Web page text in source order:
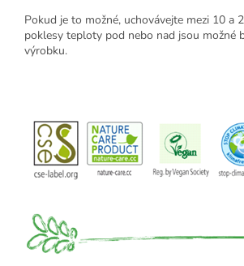
Pokud je to možné, uchovávejte mezi 10 a
poklesy teploty pod nebo nad jsou možné
výrobku.